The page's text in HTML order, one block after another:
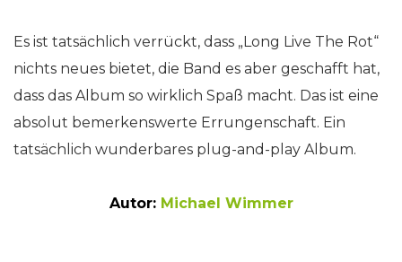
Es ist tatsächlich verrückt, dass „Long Live The Rot“
nichts neues bietet, die Band es aber geschafft hat,
dass das Album so wirklich Spaß macht. Das ist eine
absolut bemerkenswerte Errungenschaft. Ein
tatsächlich wunderbares plug-and-play Album.
Autor: Michael Wimmer